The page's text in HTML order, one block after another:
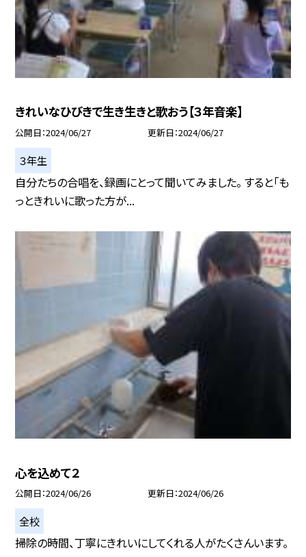
きれいなひびきで生き生きと歌おう【３年音楽】
公開日 2024/06/27 更新日 2024/06/27
３年生
自分たちの合唱を、録画にとって聞いてみました。 すると「も
っときれいに歌った方が...
心を込めて２
公開日 2024/06/26 更新日 2024/06/26
全校
掃除の時間、丁寧にきれいにしてくれる人がたくさんいます。